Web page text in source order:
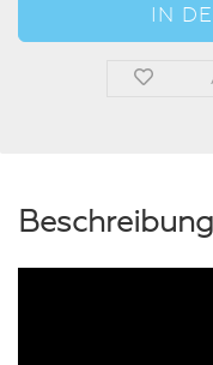
Beschreibung